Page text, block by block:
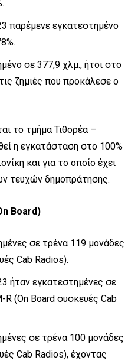
παρέμενε εγκατεστημένο
σε 377,9 χλμ., ήτοι στο
ζημιές που προκάλεσε ο
το τμήμα Τιθορέα –
η εγκατάσταση στο 100%
και για το οποίο έχει
τευχών δημοπράτησης.
Board)
σε τρένα 119 μονάδες
Cab Radios).
ήταν εγκατεστημένες σε
R (On Board συσκευές Cab
σε τρένα 100 μονάδες
Cab Radios), έχοντας